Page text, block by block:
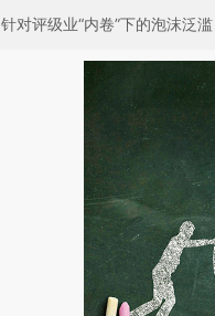
针对评级业“内卷”下的泡沫泛